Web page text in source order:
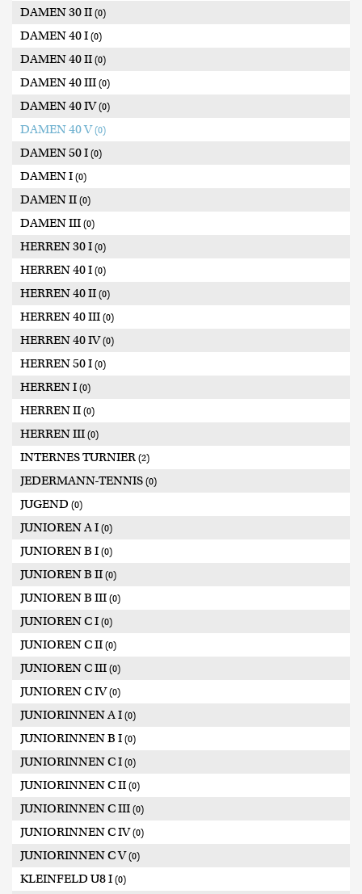
DAMEN 30 II (0)
DAMEN 40 I (0)
DAMEN 40 II (0)
DAMEN 40 III (0)
DAMEN 40 IV(0)
DAMEN 40 V(0)
DAMEN 50 I (0)
DAMEN I (0)
DAMEN II (0)
DAMEN III (0)
HERREN 30 I (0)
HERREN 40 I (0)
HERREN 40 II (0)
HERREN 40 III (0)
HERREN 40 IV(0)
HERREN 50 I (0)
HERREN I (0)
HERREN II (0)
HERREN III (0)
INTERNES TURNIER (2)
JEDERMANN-TENNIS (0)
JUGEND (0)
JUNIOREN A I (0)
JUNIOREN B I (0)
JUNIOREN B II (0)
JUNIOREN B III (0)
JUNIOREN C I (0)
JUNIOREN C II (0)
JUNIOREN C III (0)
JUNIOREN C IV(0)
JUNIORINNEN A I (0)
JUNIORINNEN B I (0)
JUNIORINNEN C I (0)
JUNIORINNEN C II (0)
JUNIORINNEN C III (0)
JUNIORINNEN C IV(0)
JUNIORINNEN C V(0)
KLEINFELD U8 I (0)